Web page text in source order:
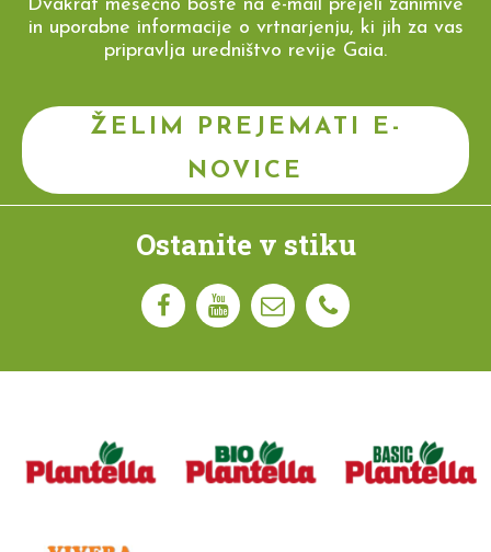
Dvakrat mesečno boste na e-mail prejeli zanimive
in uporabne informacije o vrtnarjenju, ki jih za vas
pripravlja uredništvo revije Gaia.
ŽELIM PREJEMATI E-
NOVICE
Ostanite v stiku